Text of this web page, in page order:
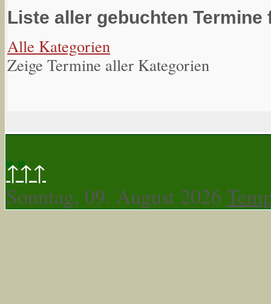
Liste aller gebuchten Termine
Alle Kategorien
Zeige Termine aller Kategorien
↑↑↑
Sonntag, 09. August 2026